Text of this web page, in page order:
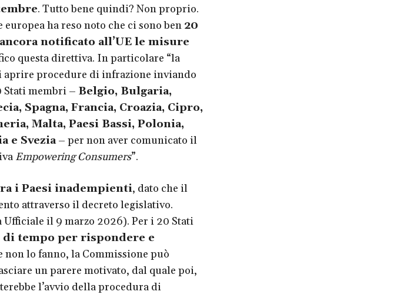
. Tutto bene quindi? Non proprio.
ha reso noto che ci sono ben 20
notificato all’UE le misure
questa direttiva. In particolare “la
aprire procedure di infrazione inviando
Stati membri – Belgio, Bulgaria,
Spagna, Francia, Croazia, Cipro,
Malta, Paesi Bassi, Polonia,
e Svezia– per non aver comunicato il
Empowering Consumers”.
i Paesi inadempienti, dato che il
attraverso il decreto legislativo.
il 9 marzo 2026). Per i 20 Stati
di tempo per rispondere e
non lo fanno, la Commissione può
un parere motivato, dal quale poi,
l’avvio della procedura di